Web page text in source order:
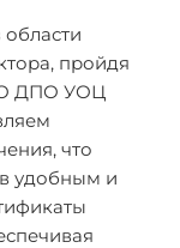
пройдя
ДПО УОЦ
что
удобным и